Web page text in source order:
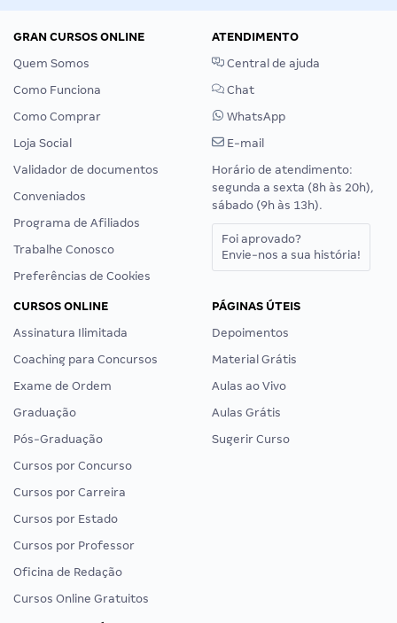
Quem Somos
Como Funciona
Como Comprar
Loja Social
Validador de documentos
Conveniados
Programa de Afiliados
Trabalhe Conosco
Preferências de Cookies
Central de ajuda
Chat
WhatsApp
E-mail
Horário de atendimento:
segunda a sexta (8h às 20h),
sábado (9h às 13h).
Foi aprovado?
CURSOS ONLINE
Assinatura Ilimitada
Coaching para Concursos
Exame de Ordem
Graduação
Pós-Graduação
Cursos por Concurso
Cursos por Carreira
Cursos por Estado
Cursos por Professor
Oficina de Redação
Cursos Online Gratuitos
Depoimentos
Material Grátis
Aulas ao Vivo
Aulas Grátis
Sugerir Curso
CONCURSOS PÚBLICOS EM